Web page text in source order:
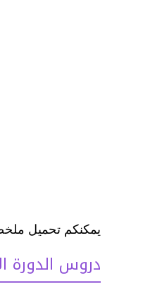
يمكنكم تحميل
دروس الدورة